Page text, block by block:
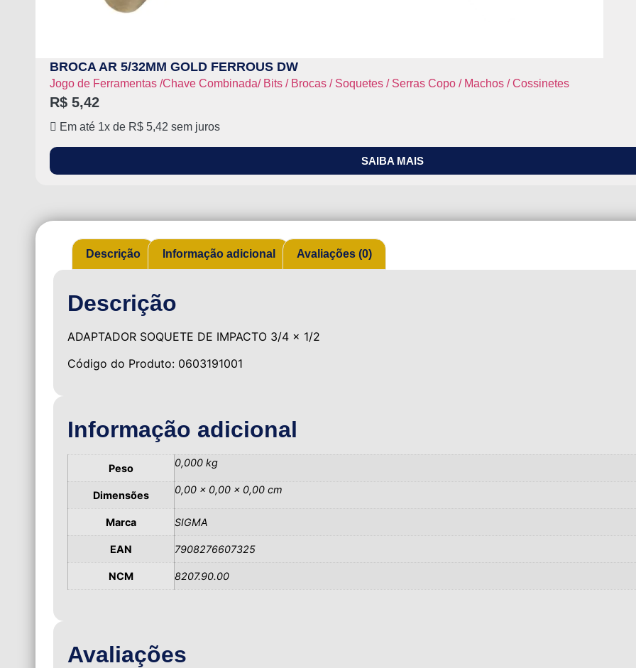
BROCA AR 5/32MM GOLD FERROUS DW
Jogo de Ferramentas /Chave Combinada/ Bits / Brocas / Soquetes / Serras Copo / Machos / Cossinetes
R$ 5,42
Em até 1x de R$ 5,42 sem juros
SAIBA MAIS
Descrição Informação adicional Avaliações (0)
Descrição
ADAPTADOR SOQUETE DE IMPACTO 3/4 x 1/2
Código do Produto: 0603191001
Informação adicional
Peso 0,000 kg
Dimensões 0,00 × 0,00 × 0,00 cm
Marca SIGMA
EAN 7908276607325
NCM 8207.90.00
Avaliações